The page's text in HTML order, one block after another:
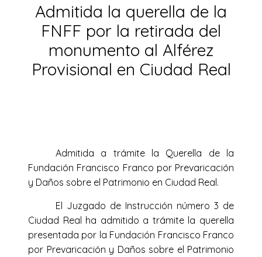
Admitida la querella de la
FNFF por la retirada del
monumento al Alférez
Provisional en Ciudad Real
Admitida a trámite la Querella de la
Fundación Francisco Franco por Prevaricación
y Daños sobre el Patrimonio en Ciudad Real.
El Juzgado de Instrucción número 3 de
Ciudad Real ha admitido a trámite la querella
presentada por la Fundación Francisco Franco
por Prevaricación y Daños sobre el Patrimonio